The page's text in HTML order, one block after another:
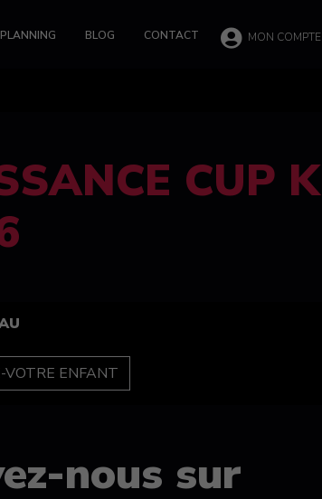
PLANNING BLOG CONTACT MON COMPTE
CUP 100%
nous sur